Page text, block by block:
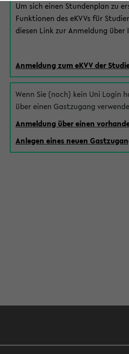
Um sich einen Stundenplan zu
Funktionen des eKVVs für
diesen Link zur Anmeldung über
Anmeldung zum eKVV der
Wenn Sie (noch) kein Uni Login
über einen Gastzugang
Anmeldung über einen
Anlegen eines neuen